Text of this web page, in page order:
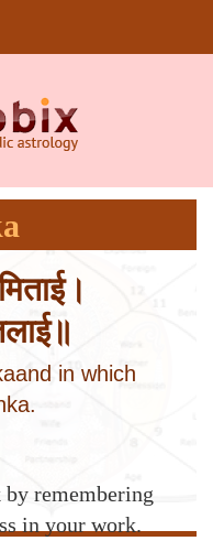
in which
remembering
in your work.